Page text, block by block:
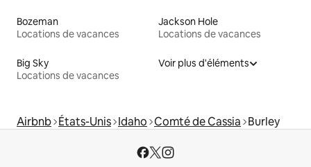
Bozeman
Locations de vacances
Jackson Hole
Locations de vacances
Big Sky
Locations de vacances
Voir plus d'éléments
Airbnb États-Unis Idaho Comté de Cassia Burley